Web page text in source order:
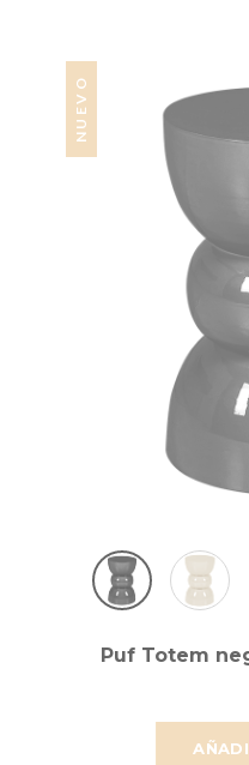
NUEVO
Puf Totem